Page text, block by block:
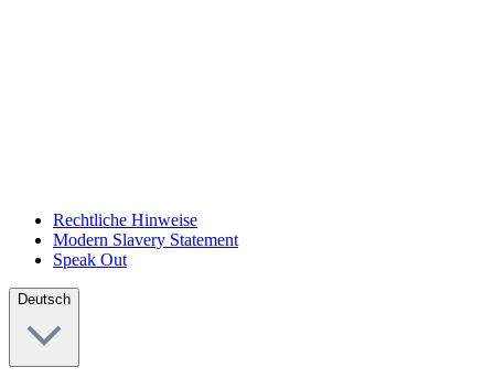
Rechtliche Hinweise
Modern Slavery Statement
Speak Out
Deutsch